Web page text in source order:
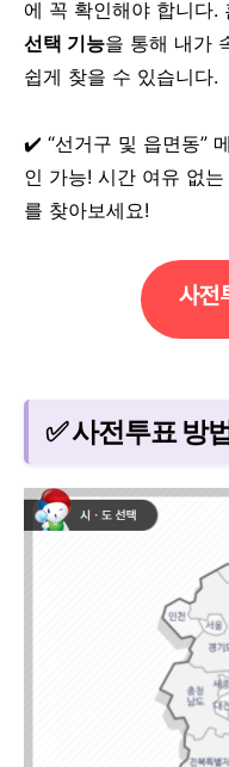
에 꼭 확인해야 합니다.
선택 기능을 통해 내가
쉽게 찾을 수 있습니다.
✔️ “선거구 및 읍면동”
인 가능! 시간 여유 없
를 찾아보세요!
사전
✅ 사전투표 방